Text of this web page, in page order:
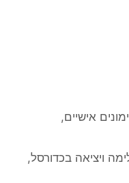
אישיים,
ויציאה בכדורסל,